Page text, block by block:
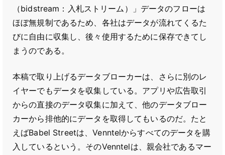
（bidstream：入札ストリーム）」データのフローは
ほぼ無規制であるため、各社はデータが流れてくるた
びに自由に収集し、後々使用するために保存できてし
まうのである。
本稿で取り上げるデータブローカーは、さらに別のレ
イヤーでもデータを収集している。アプリや広告取引
からの直接のデータ収集に加えて、他のデータブロー
カーから排他的にデータを取得してもいるのだ。たと
えばBabel Streetは、Venntelからすべてのデータを購
入しているという。そのVenntelは、親会社であるマー